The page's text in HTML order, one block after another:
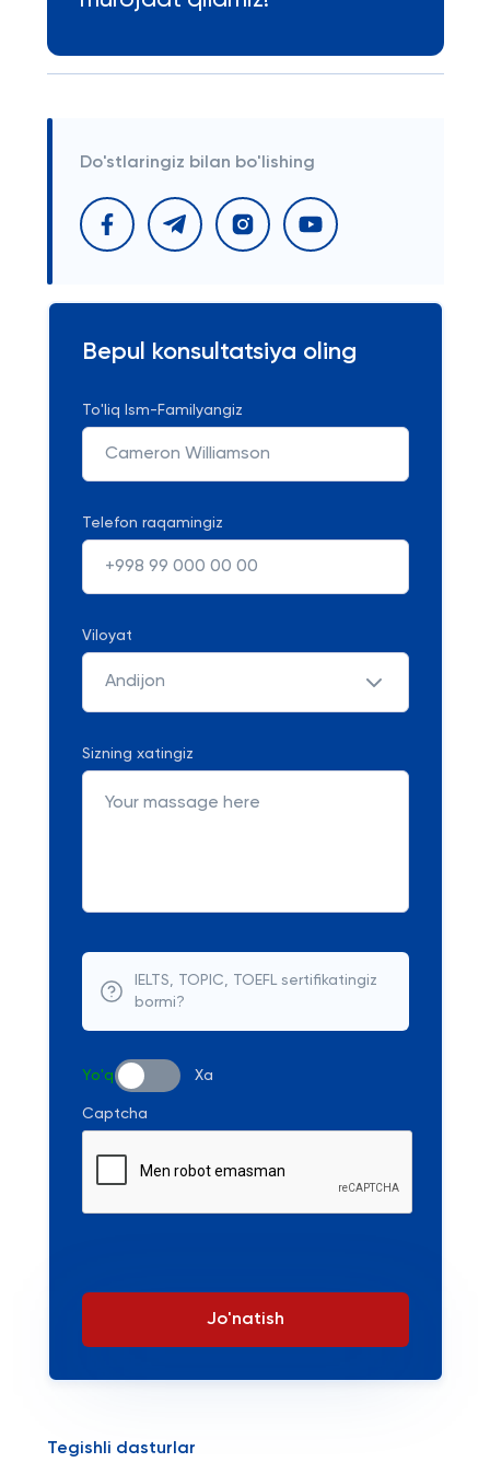
Do'stlaringiz bilan bo'lishing
Bepul konsultatsiya oling
To'liq Ism-Familyangiz
Telefon raqamingiz
Viloyat
Andijon
Sizning xatingiz
IELTS, TOPIC, TOEFL sertifikatingiz
bormi?
Yo'q Xa
Captcha
Jo'natish
Tegishli dasturlar